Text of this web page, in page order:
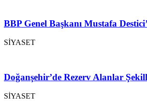
BBP Genel Başkanı Mustafa
SİYASET
Doğanşehir’de Rezerv Alanlar
SİYASET